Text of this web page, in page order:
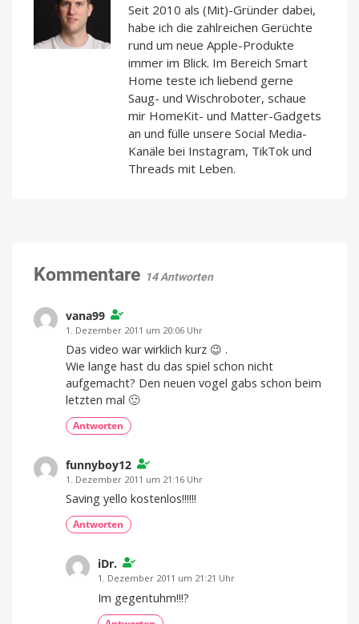
Seit 2010 als (Mit)-Gründer dabei,
habe ich die zahlreichen Gerüchte
rund um neue Apple-Produkte
immer im Blick. Im Bereich Smart
Home teste ich liebend gerne
Saug- und Wischroboter, schaue
mir HomeKit- und Matter-Gadgets
an und fülle unsere Social Media-
Kanäle bei Instagram, TikTok und
Threads mit Leben.
Kommentare 14 Antworten
vana99
1. Dezember 2011 um 20:06 Uhr
Das video war wirklich kurz 😉 .
Wie lange hast du das spiel schon nicht
aufgemacht? Den neuen vogel gabs schon beim
letzten mal 🙂
Antworten
funnyboy12
1. Dezember 2011 um 21:16 Uhr
Saving yello kostenlos!!!!!!
Antworten
iDr.
1. Dezember 2011 um 21:21 Uhr
Im gegentuhm!!!?